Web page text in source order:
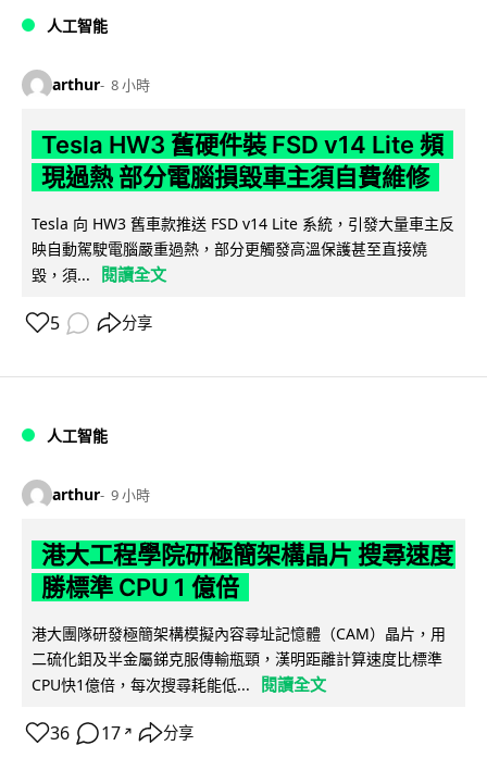
人工智能
arthur 8 小時
Tesla HW3 舊硬件裝 FSD v14 Lite 頻
現過熱 部分電腦損毀車主須自費維修
Tesla 向 HW3 舊車款推送 FSD v14 Lite 系統，引發大量車主反
映自動駕駛電腦嚴重過熱，部分更觸發高溫保護甚至直接燒
毀，須...
閱讀全文
5 分享
人工智能
arthur 9 小時
港大工程學院研極簡架構晶片 搜尋速度
勝標準 CPU 1 億倍
港大團隊研發極簡架構模擬內容尋址記憶體（CAM）晶片，用
二硫化鉬及半金屬銻克服傳輸瓶頸，漢明距離計算速度比標準
CPU快1億倍，每次搜尋耗能低...
閱讀全文
36 17 ↗ 分享